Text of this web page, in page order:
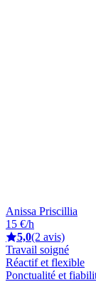
Anissa Priscillia
15 €/h
5,0(2 avis)
Travail soigné
Réactif et flexible
Ponctualité et